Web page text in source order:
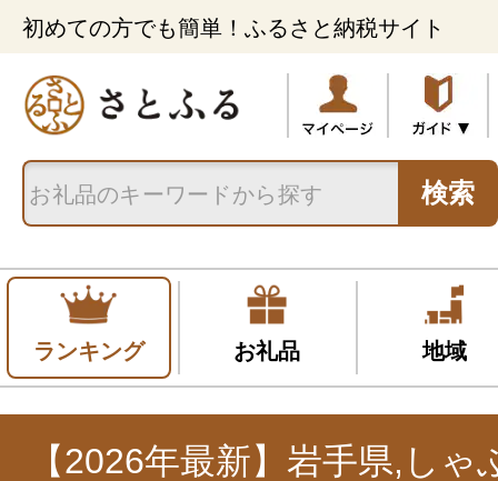
初めての方でも簡単！ふるさと納税サイト
検索
ランキング お礼品 地域
【2026年最新】岩手県,しゃ